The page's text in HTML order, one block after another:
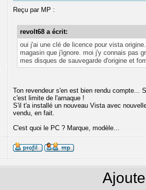
Reçu par MP :
revolt68 a écrit:
oui j'ai une clé de licence pour vista
magasin que j'ignore. moi j'y connais pas
mes disques de sauvegarde d'origine et
Ton revendeur s'en est bien rendu compte...
c'est limite de l'arnaque !
S'il t'a installé un nouveau Vista avec
vendu, en fait.
C'est quoi le PC ? Marque, modèle...